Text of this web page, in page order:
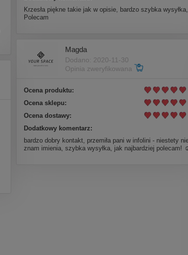
Krzesła piękne takie jak w opisie, bardzo szybka wysyłka,
Polecam
Magda
Dodano: 2020-11-30
Opinia zweryfikowana
Ocena produktu:
Ocena sklepu:
Ocena dostawy:
Dodatkowy komentarz:
bardzo dobry kontakt, przemiła pani w infolini - niestety
znam imienia, szybka wysyłka, jak najbardziej polecam!